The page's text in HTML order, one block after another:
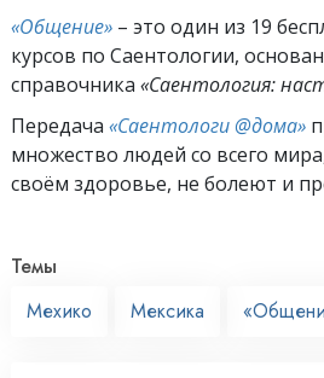
«Общение» – это один из 19
курсов по Саентологии,
справочника «Саентология:
Передача «Саентологи @дома»
множество людей со всего
своём здоровье, не болеют и
Темы
Мехико
Мексика